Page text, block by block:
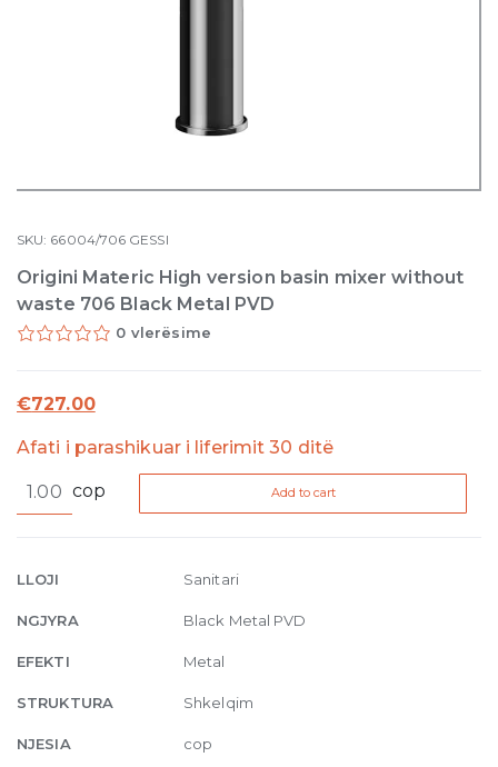
SKU: 66004/706 GESSI
Origini Materic High version basin mixer without
waste 706 Black Metal PVD
0 vlerësime
€727.00
Afati i parashikuar i liferimit 30 ditë
Materic
basin
without
waste
Black
Metal
cop Add to cart
LLOJI Sanitari
NGJYRA Black Metal PVD
EFEKTI Metal
STRUKTURA Shkelqim
NJESIA cop